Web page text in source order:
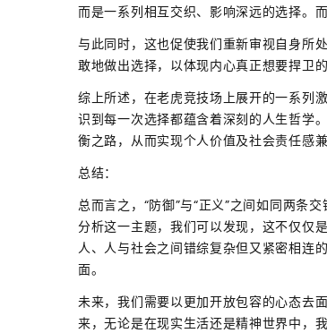
而是一系列相互交织、影响深远的选择。
与此同时，这也促使我们重新审视自身所
敢地做出选择，以体现内心真正想要捍卫
综上所述，在老虎竞技场上展开的一系列
识到每一次选择都蕴含着深刻的人生哲学
衡之路，从而实现个人价值及社会责任感
总结：
总而言之，“防御”与“正义”之间如同两条
分析这一主题，我们可以发现，这不仅仅
人、人与社会之间错综复杂但又紧密相连
面。
未来，我们需要以更加开放包容的心态去
来，无论是在现实生活还是精神世界中，